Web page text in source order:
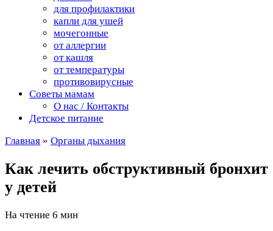
для профилактики
капли для ушей
мочегонные
от аллергии
от кашля
от температуры
противовирусные
Советы мамам
О нас / Контакты
Детское питание
Главная » Органы дыхания
Как лечить обструктивный бронхит
у детей
На чтение 6 мин